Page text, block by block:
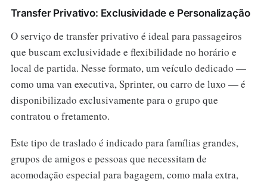
Transfer Privativo: Exclusividade e Personalização
O serviço de transfer privativo é ideal para passageiros
que buscam exclusividade e flexibilidade no horário e
local de partida. Nesse formato, um veículo dedicado —
como uma van executiva, Sprinter, ou carro de luxo — é
disponibilizado exclusivamente para o grupo que
contratou o fretamento.
Este tipo de traslado é indicado para famílias grandes,
grupos de amigos e pessoas que necessitam de
acomodação especial para bagagem, como mala extra,